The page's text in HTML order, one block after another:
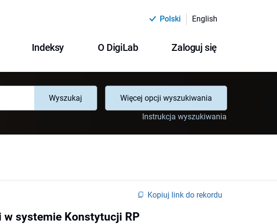
Polski English
Indeksy O DigiLab Zaloguj się
Wyszukaj
Więcej opcji wyszukiwania
Instrukcja wyszukiwania
Kopiuj link do rekordu
systemie Konstytucji RP